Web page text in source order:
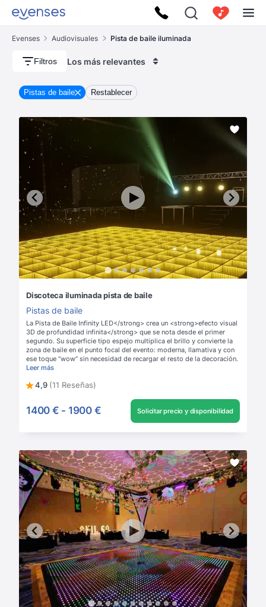
Evenses Audiovisuales Pista de baile iluminada
Filtros Los más relevantes
Pistas de baile Restablecer
Discoteca iluminada pista de baile
Pistas de baile
La Pista de Baile Infinity LED</strong> crea un <strong>efecto visual
3D de profundidad infinita</strong> que se nota desde el primer
segundo. Su superficie tipo espejo multiplica el brillo y convierte la
zona de baile en el punto focal del evento: moderna, llamativa y con
ese toque “wow” sin necesidad de recargar el resto de la decoración.
Leer más
4,9 (11 Reseñas)
1400 € - 1900 € Solicitar precio y disponibilidad